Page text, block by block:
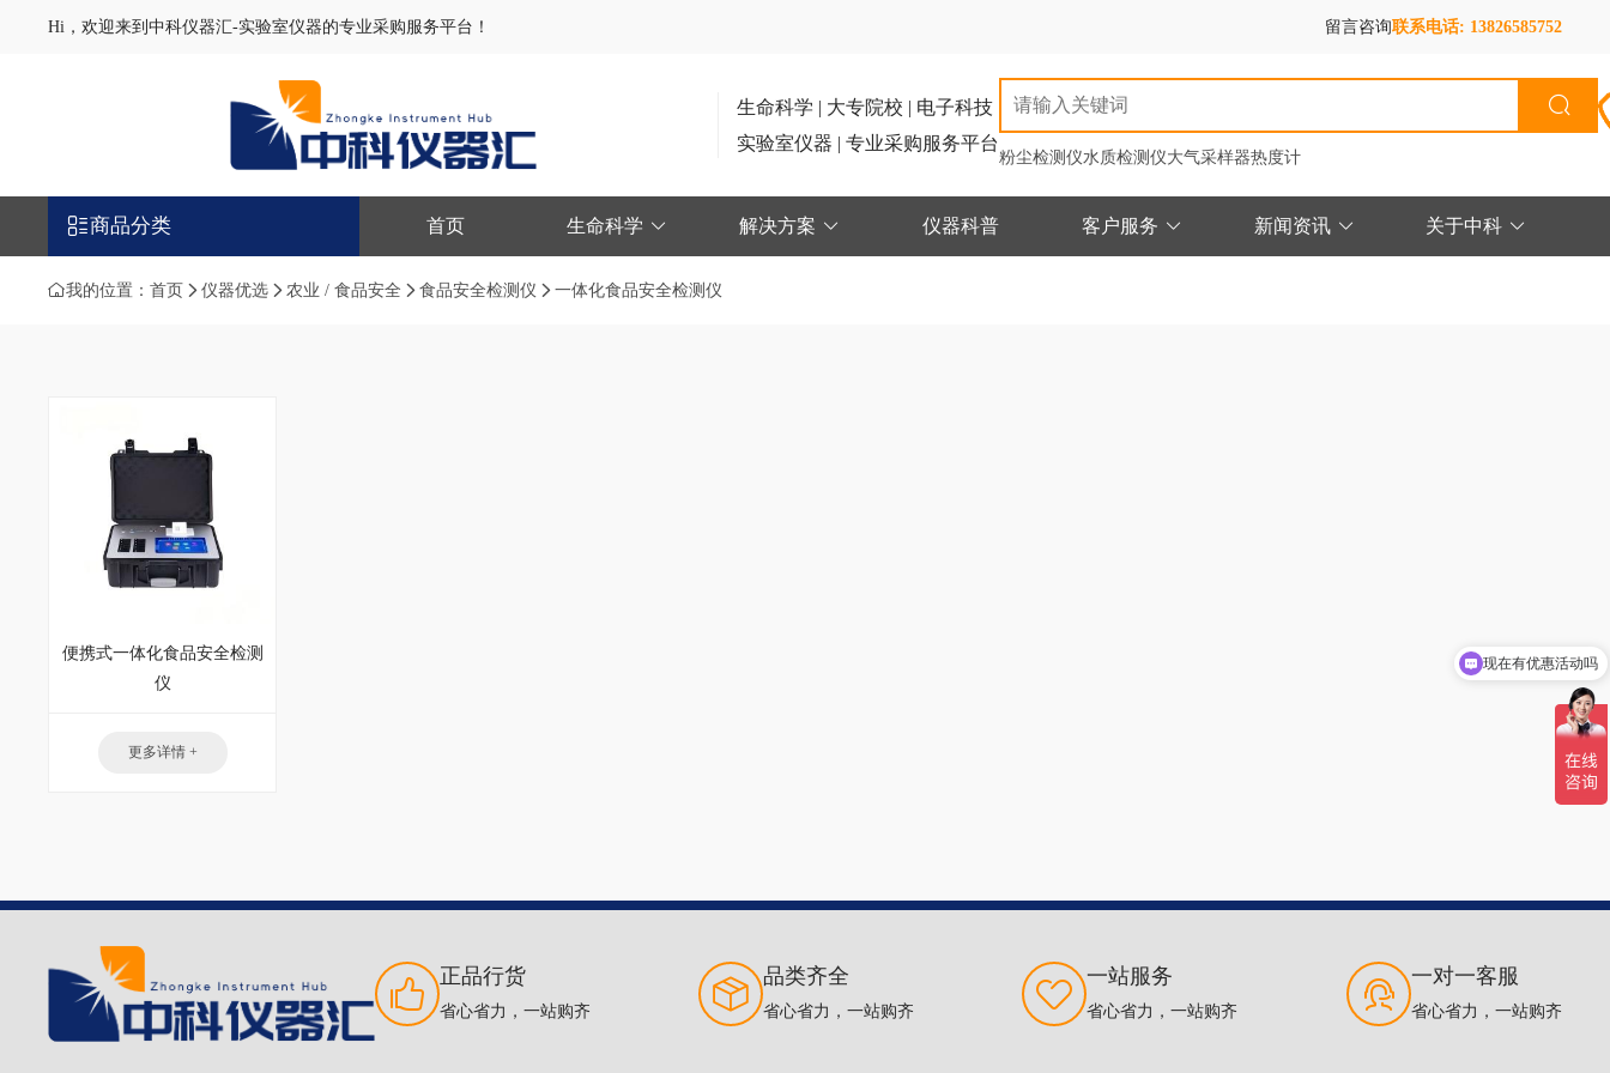
Hi，欢迎来到中科仪器汇-实验室仪器的专业采购服务平台！ 留言咨询联系电话: 13826585752
生命科学 | 大专院校 | 电子科技
实验室仪器 | 专业采购服务平台
粉尘检测仪水质检测仪大气采样器热度计
商品分类 首页 生命科学 解决方案 仪器科普 客户服务 新闻资讯 关于中科
我的位置：首页 仪器优选 农业 / 食品安全 食品安全检测仪 一体化食品安全检测仪
便携式一体化食品安全检测
仪
更多详情 +
正品行货
省心省力，一站购齐
品类齐全
省心省力，一站购齐
一站服务
省心省力，一站购齐
一对一客服
省心省力，一站购齐
现在有优惠活动吗